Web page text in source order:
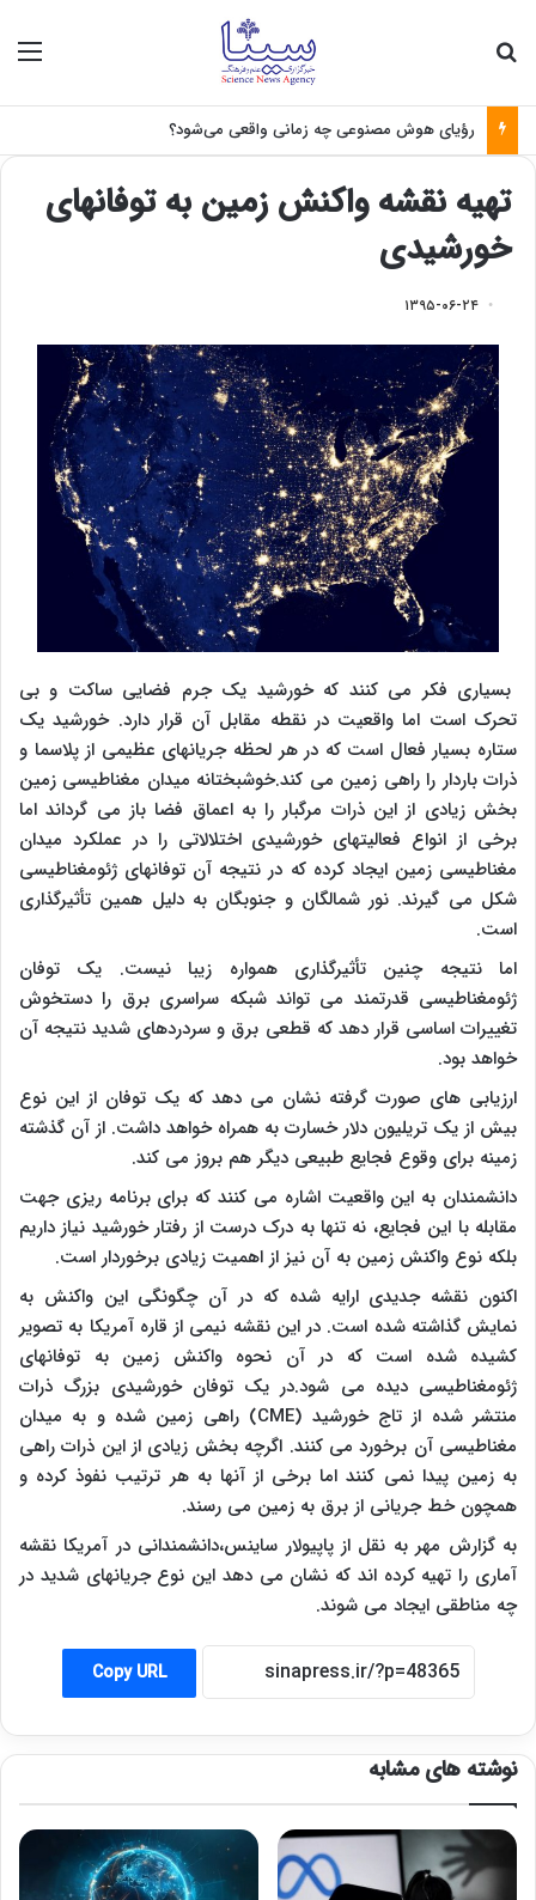
رؤیای هوش مصنوعی چه زمانی واقعی می‌شود؟
تهیه نقشه واکنش زمین به توفانهای
خورشیدی
۱۳۹۵-۰۶-۲۴
بسیاری فکر می کنند که خورشید یک جرم فضایی ساکت و بی
تحرک است اما واقعیت در نقطه مقابل آن قرار دارد. خورشید یک
ستاره بسیار فعال است که در هر لحظه جریانهای عظیمی از پلاسما و
ذرات باردار را راهی زمین می کند.خوشبختانه میدان مغناطیسی زمین
بخش زیادی از این ذرات مرگبار را به اعماق فضا باز می گرداند اما
برخی از انواع فعالیتهای خورشیدی اختلالاتی را در عملکرد میدان
مغناطیسی زمین ایجاد کرده که در نتیجه آن توفانهای ژئومغناطیسی
شکل می گیرند. نور شمالگان و جنوبگان به دلیل همین تأثیرگذاری
است.
اما نتیجه چنین تأثیرگذاری همواره زیبا نیست. یک توفان
ژئومغناطیسی قدرتمند می تواند شبکه سراسری برق را دستخوش
تغییرات اساسی قرار دهد که قطعی برق و سردردهای شدید نتیجه آن
خواهد بود.
ارزیابی های صورت گرفته نشان می دهد که یک توفان از این نوع
بیش از یک تریلیون دلار خسارت به همراه خواهد داشت. از آن گذشته
زمینه برای وقوع فجایع طبیعی دیگر هم بروز می کند.
دانشمندان به این واقعیت اشاره می کنند که برای برنامه ریزی جهت
مقابله با این فجایع، نه تنها به درک درست از رفتار خورشید نیاز داریم
بلکه نوع واکنش زمین به آن نیز از اهمیت زیادی برخوردار است.
اکنون نقشه جدیدی ارایه شده که در آن چگونگی این واکنش به
نمایش گذاشته شده است. در این نقشه نیمی از قاره آمریکا به تصویر
کشیده شده است که در آن نحوه واکنش زمین به توفانهای
ژئومغناطیسی دیده می شود.در یک توفان خورشیدی بزرگ ذرات
منتشر شده از تاج خورشید (CME) راهی زمین شده و به میدان
مغناطیسی آن برخورد می کنند. اگرچه بخش زیادی از این ذرات راهی
به زمین پیدا نمی کنند اما برخی از آنها به هر ترتیب نفوذ کرده و
همچون خط جریانی از برق به زمین می رسند.
به گزارش مهر به نقل از پاپیولار ساینس،دانشمندانی در آمریکا نقشه
آماری را تهیه کرده اند که نشان می دهد این نوع جریانهای شدید در
چه مناطقی ایجاد می شوند.
Copy URL
نوشته های مشابه